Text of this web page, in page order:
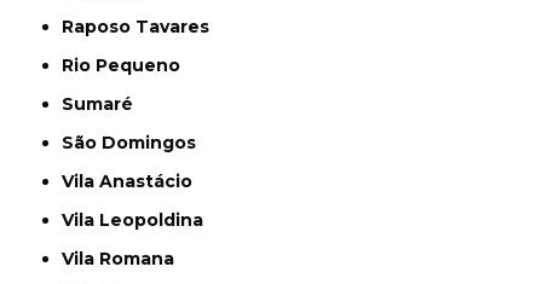
Raposo Tavares
Rio Pequeno
Sumaré
São Domingos
Vila Anastácio
Vila Leopoldina
Vila Romana